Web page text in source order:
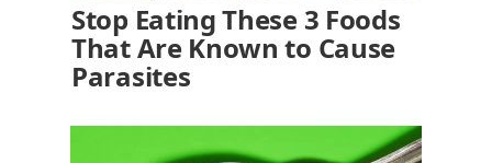
Stop Eating These 3 Foods
That Are Known to Cause
Parasites